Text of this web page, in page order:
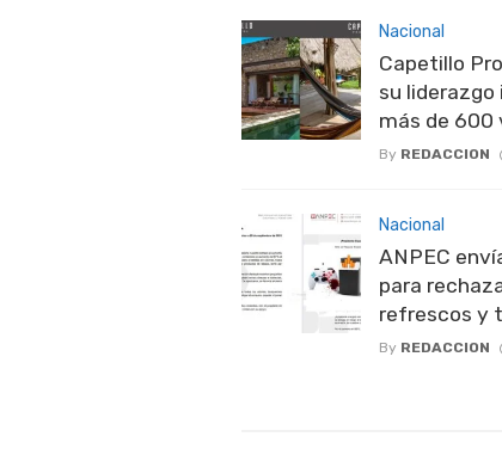
Nacional
Capetillo
su liderazgo
más de 600
By REDACCION
Nacional
ANPEC
para
refrescos y
By REDACCION